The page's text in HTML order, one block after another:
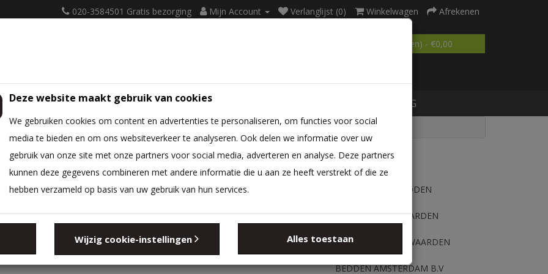
020-3584501 Gratis bezorging Mijn Account Verlanglijst (0) Winkelwagen Afrekenen
0 product(en) - €0,00
BEDBODEM BEDTEXTIEL BLOG
best om deze in topconditie aan u te leveren. Toch komt het wel eens
dat er iets anders gebeurt waardoor u aanspraak kunt maken op
maanden na constatering van het gebrek melding bij ons hierover te
wij kosteloos zorg dragen voor reparatie of vervanging.
BESTELLEN
BETALINGSMETHODEN
RETOUR VOORWAARDEN
ALGEMENE VOORWAARDEN
BEDDEN AMSTERDAM B.V
Deze website maakt gebruik van cookies
We gebruiken cookies om content en advertenties te personaliseren, om functies voor social
media te bieden en om ons websiteverkeer te analyseren. Ook delen we informatie over uw
gebruik van onze site met onze partners voor social media, adverteren en analyse. Deze partners
kunnen deze gegevens combineren met andere informatie die u aan ze heeft verstrekt of die ze
hebben verzameld op basis van uw gebruik van hun services.
Wijzig cookie-instellingen Alles toestaan